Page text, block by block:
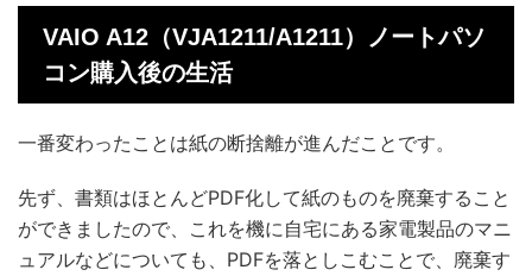
VAIO A12（VJA1211/A1211）ノートパソ
コン購入後の生活
一番変わったことは紙の断捨離が進んだことです。
先ず、書類はほとんどPDF化して紙のものを廃棄すること
ができましたので、これを機に自宅にある家電製品のマニ
ュアルなどについても、PDFを落としこむことで、廃棄す